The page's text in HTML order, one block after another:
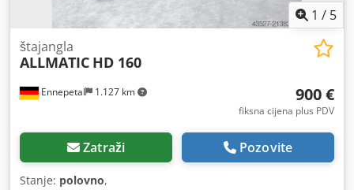
1 / 5
Ennepetal 1.127 km
štajangla
ALLMATIC HD 160
900 €
fiksna cijena plus PDV
Zatraži Pozovite
Stanje: polovno,